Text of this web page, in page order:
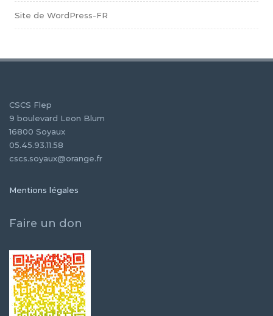
Site de WordPress-FR
CSCS Flep
9 boulevard Leon Blum
16800 Soyaux
05.45.93.11.58
cscs.soyaux@orange.fr
Mentions légales
Faire un don